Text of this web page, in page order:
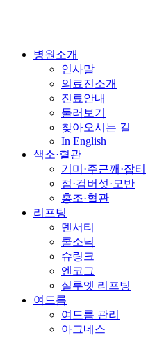
병원소개
인사말
의료진소개
진료안내
둘러보기
찾아오시는 길
In English
색소·혈관
기미·주근깨·잡티
점·검버섯·모반
홍조·혈관
리프팅
덴서티
쿨소닉
슈링크
엔코그
실루엣 리프팅
여드름
여드름 관리
아그네스